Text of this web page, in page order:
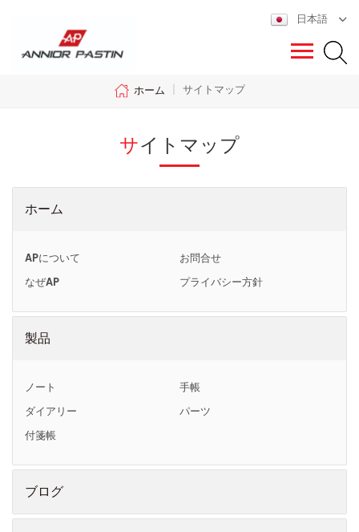
日本語
ホーム | サイトマップ
サイトマップ
ホーム
APについて
お問合せ
なぜAP
プライバシー方針
製品
ノート
手帳
ダイアリー
パーツ
付箋帳
ブログ